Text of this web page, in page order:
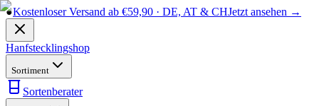
●Kostenloser Versand ab €59,90 · DE, AT & CHJetzt ansehen →
Hanfstecklingshop
Sortiment
Sortenberater